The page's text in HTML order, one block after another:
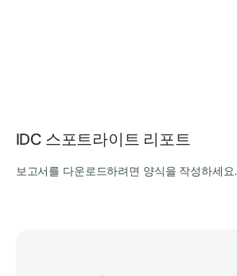
IDC 스포트라이트 리포트
보고서를 다운로드하려면 양식을 작성하세요.